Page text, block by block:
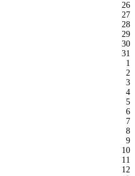
26
27
28
29
30
31
1
2
3
4
5
6
7
8
9
10
11
12